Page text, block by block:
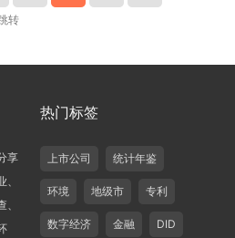
转
享
热门标签
上市公司 统计年鉴
环境 地级市 专利
数字经济 金融 DID